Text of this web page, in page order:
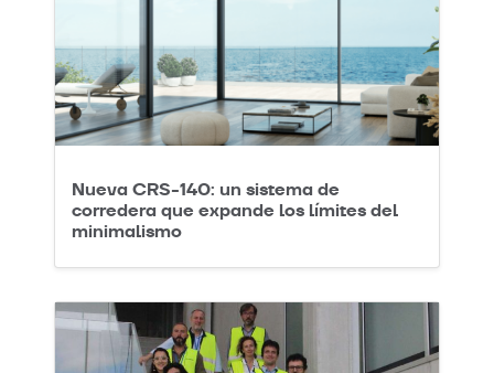
Nueva CRS-140: un sistema de
corredera que expande los límites del
minimalismo